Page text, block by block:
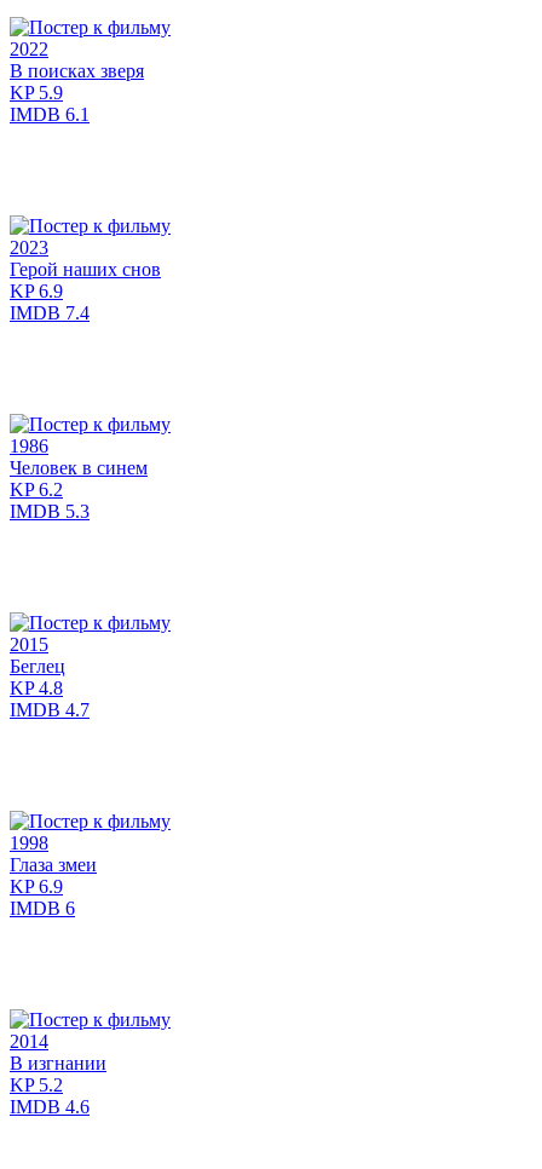
2022
В поисках зверя
KP5.9
IMDB 6.1
2023
Герой наших снов
KP6.9
IMDB 7.4
1986
Человек в синем
KP6.2
IMDB 5.3
2015
Беглец
KP4.8
IMDB 4.7
1998
Глаза змеи
KP6.9
IMDB 6
2014
В изгнании
KP5.2
IMDB 4.6